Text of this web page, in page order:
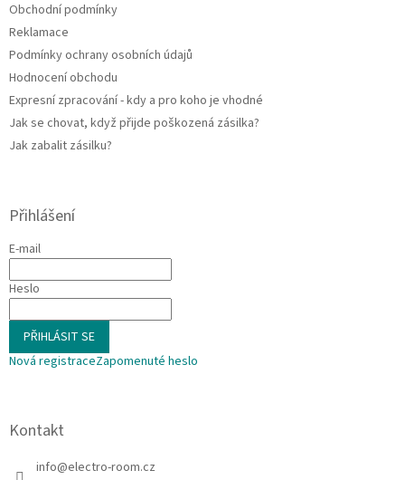
Obchodní podmínky
Reklamace
Podmínky ochrany osobních údajů
Hodnocení obchodu
Expresní zpracování - kdy a pro koho je vhodné
Jak se chovat, když přijde poškozená zásilka?
Jak zabalit zásilku?
Přihlášení
E-mail
Heslo
PŘIHLÁSIT SE
Nová registraceZapomenuté heslo
Kontakt
info@electro-room.cz